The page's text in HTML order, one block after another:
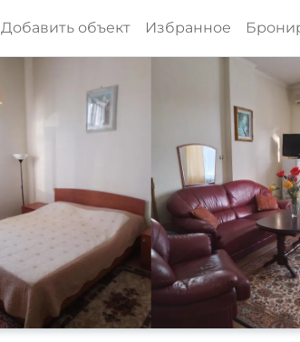
Добавить объект Избранное